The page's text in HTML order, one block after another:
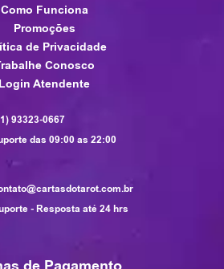
Como Funciona
Promoções
de Privacidade
Conosco
Login Atendente
93323-0667
das 09:00 as 22:00
- Resposta até 24 hrs